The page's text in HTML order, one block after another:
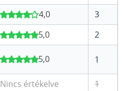
4,0
3
5,0
2
5,0 1
Nincs értékelve
1